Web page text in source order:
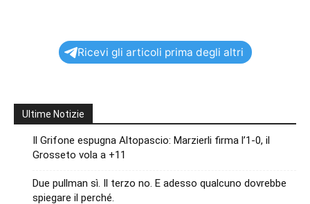
Ricevi gli articoli prima degli altri
Ultime Notizie
Il Grifone espugna Altopascio: Marzierli firma l’1-0, il
Grosseto vola a +11
Due pullman sì. Il terzo no. E adesso qualcuno dovrebbe
spiegare il perché.